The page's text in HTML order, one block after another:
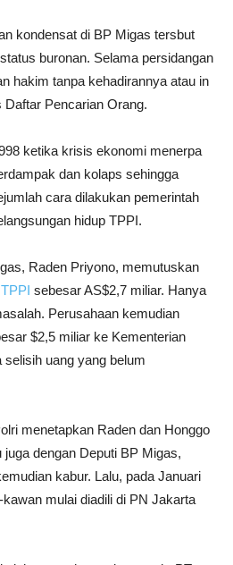
kondensat di BP Migas tersbut
buronan. Selama persidangan
hakim tanpa kehadirannya atau in
Pencarian Orang.
ketika krisis ekonomi menerpa
dan kolaps sehingga
cara dilakukan pemerintah
hidup TPPI.
Raden Priyono, memutuskan
TPPI sebesar AS$2,7 miliar. Hanya
Perusahaan kemudian
$2,5 miliar ke Kementerian
selisih uang yang belum
menetapkan Raden dan Honggo
dengan Deputi BP Migas,
kabur. Lalu, pada Januari
mulai diadili di PN Jakarta